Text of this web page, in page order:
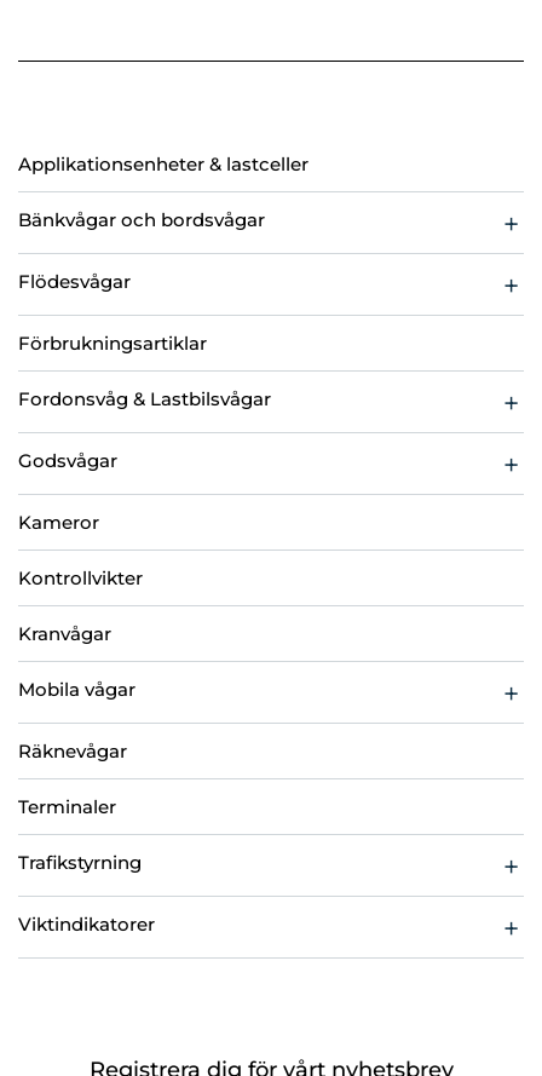
Applikationsenheter & lastceller
Bänkvågar och bordsvågar
Bänkvåg för våta miljöer
Kompletta vågar
Vågplattform
Flödesvågar
Checkweigher
Förbrukningsartiklar
Fordonsvåg & Lastbilsvågar
Spårvågar
Godsvågar
H-Vågar
Pallvågar
Skänkvagnsvågar
Kameror
Kontrollvikter
Kranvågar
Mobila vågar
Räknevågar
Terminaler
Trafikstyrning
Viktindikatorer
Registrera dig för vårt nyhetsbrev